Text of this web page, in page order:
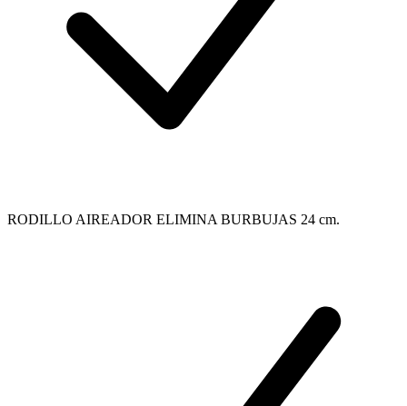
RODILLO AIREADOR ELIMINA BURBUJAS 24 cm.